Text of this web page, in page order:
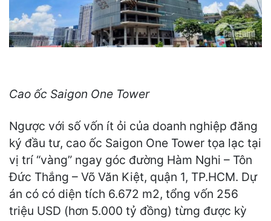
Cao ốc Saigon One Tower
Ngược với số vốn ít ỏi của doanh nghiệp đăng
ký đầu tư, cao ốc Saigon One Tower tọa lạc tại
vị trí “vàng” ngay góc đường Hàm Nghi – Tôn
Đức Thắng – Võ Văn Kiệt, quận 1, TP.HCM. Dự
án có có diện tích 6.672 m2, tổng vốn 256
triệu USD (hơn 5.000 tỷ đồng) từng được kỳ